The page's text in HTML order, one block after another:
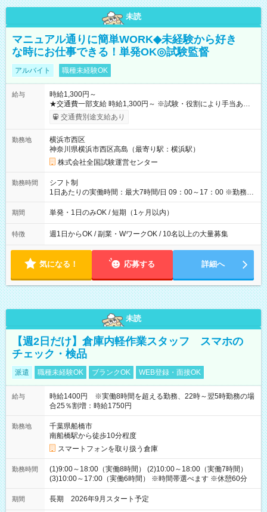
未読
マニュアル通りに簡単WORK◆未経験から好き
な時にお仕事できる！単発OK◎試験監督
アルバイト 職種未経験OK
給与
時給1,300円～
★交通費一部支給 時給1,300円～ ※試験・役割により手当あり
※勤務回数により昇給あり 【即給（前払い）オプションあ
り！】 希望される場合、勤務から1週間ほどで給与の一部を受け
例】 ・河合塾模擬試験 8:30～17:30（休憩1時間） 時給1,300円
×8時間＝日収10,400円＋交通費 ※当日の役割により時給＋100
円の場合あり ・国家試験 7:00～13:30（休憩なし） 時給1,300
円（役割手当＋100円）×6時間＝日収8,400円＋交通費 【試用期
間】試用期間なし
交通費別途支給あり
勤務地
横浜市西区
神奈川県横浜市西区高島（最寄り駅：横浜駅）
株式会社全国試験運営センター
勤務時間
シフト制
1日あたりの実働時間：最大7時間/日 09：00～17：00 ※勤務時
間は 試験により異なります。
期間 単発・1日のみOK / 短期（1ヶ月以内）
特徴 週1日からOK / 副業・WワークOK / 10名以上の大量募集
気になる！ 応募する 詳細へ
未読
【週2日だけ】倉庫内軽作業スタッフ スマホの
チェック・検品
派遣 職種未経験OK ブランクOK WEB登録・面接OK
給与
時給1400円 ※実働8時間を超える勤務、22時～翌5時勤務の場
合25％割増：時給1750円
勤務地
千葉県船橋市
南船橋駅から徒歩10分程度
スマートフォンを取り扱う倉庫
勤務時間
(1)9:00～18:00（実働8時間） (2)10:00～18:00（実働7時間）
(3)10:00～17:00（実働6時間） ※時間帯選べます ※休憩60分
期間 長期 2026年9月スタート予定